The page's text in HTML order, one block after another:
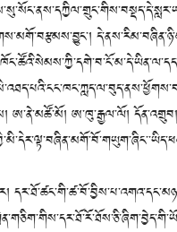
ཨ་ནེ་མཚོ་མོ། ཨ་ཁུ་རྒྱལ་ལོ།